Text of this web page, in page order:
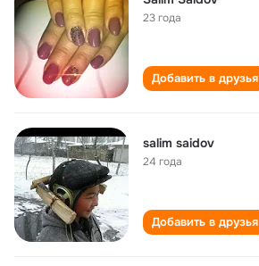
23 года
Добавить в друзья
salim saidov
24 года
Добавить в друзья